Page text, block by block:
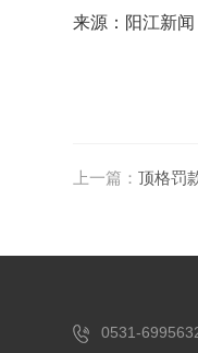
来源：阳江新
上一篇：顶格罚
0531-